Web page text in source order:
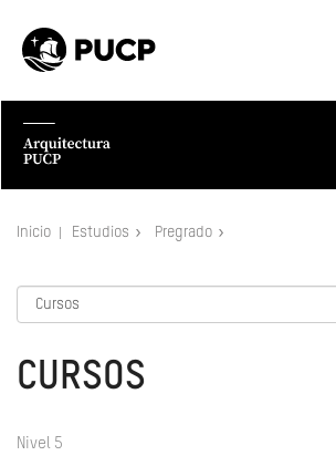
Inicio Estudios Pregrado
CURSOS
Nivel 5